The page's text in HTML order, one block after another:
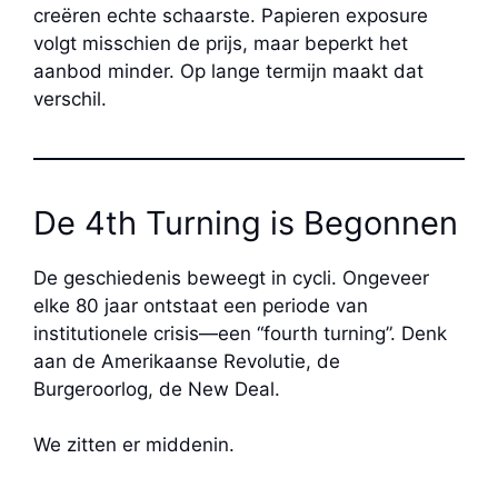
creëren echte schaarste. Papieren exposure
volgt misschien de prijs, maar beperkt het
aanbod minder. Op lange termijn maakt dat
verschil.
De 4th Turning is Begonnen
De geschiedenis beweegt in cycli. Ongeveer
elke 80 jaar ontstaat een periode van
institutionele crisis—een “fourth turning”. Denk
aan de Amerikaanse Revolutie, de
Burgeroorlog, de New Deal.
We zitten er middenin.